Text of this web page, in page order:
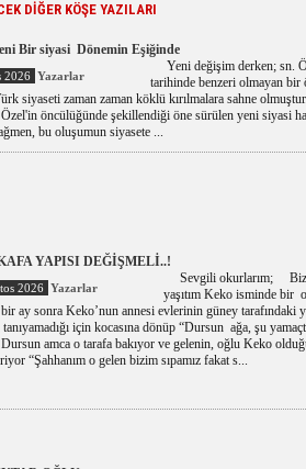
DİĞER KÖŞE YAZILARI
Bir siyasi Dönemin Eşiğinde
2026 Yazarlar
Yeni değişim derken; sn.
tarihinde benzeri olmayan
siyaseti zaman zaman köklü kırılmalara sahne
Özel'in öncülüğünde şekillendiği öne sürülen yeni siyasi
bu oluşumun siyasete ...
YAPISI DEĞİŞMELİ..!
2026 Yazarlar
Sevgili okurlarım;
yaşıtım Keko isminde bir
bir ay sonra Keko’nun annesi evlerinin güney tarafındaki
için kocasına dönüp “Dursun ağa, şu
amca o tarafa bakıyor ve gelenin, oğlu Keko
“Şahhanım o gelen bizim sıpamız fakat s...